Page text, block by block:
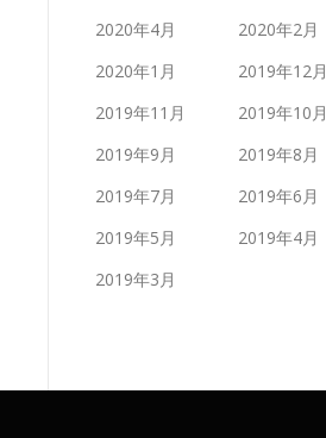
2020年4月
2020年2月
2020年1月
2019年12月
2019年11月
2019年10月
2019年9月
2019年8月
2019年7月
2019年6月
2019年5月
2019年4月
2019年3月